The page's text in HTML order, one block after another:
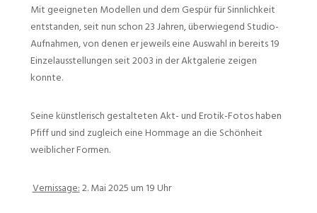
Mit geeigneten Modellen und dem Gespür für Sinnlichkeit
entstanden, seit nun schon 23 Jahren, überwiegend Studio-
Aufnahmen, von denen er jeweils eine Auswahl in bereits 19
Einzelausstellungen seit 2003 in der Aktgalerie zeigen
konnte.
Seine künstlerisch gestalteten Akt- und Erotik-Fotos haben
Pfiff und sind zugleich eine Hommage an die Schönheit
weiblicher Formen.
Vernissage:2. Mai 2025 um 19 Uhr